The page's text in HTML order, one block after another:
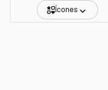
Ícones